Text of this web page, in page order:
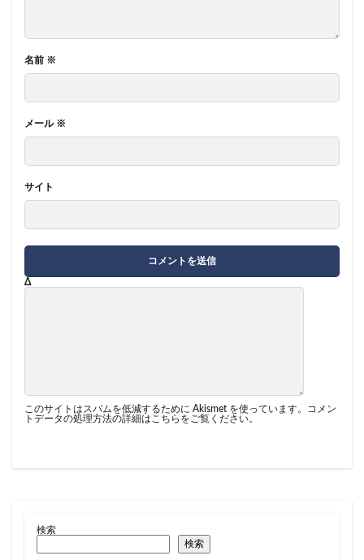
名前 ※
メール ※
サイト
Δ
このサイトはスパムを低減するために Akismet を使っています。
コメン
トデータの処理方法の詳細はこちらをご覧ください。
検索
検索